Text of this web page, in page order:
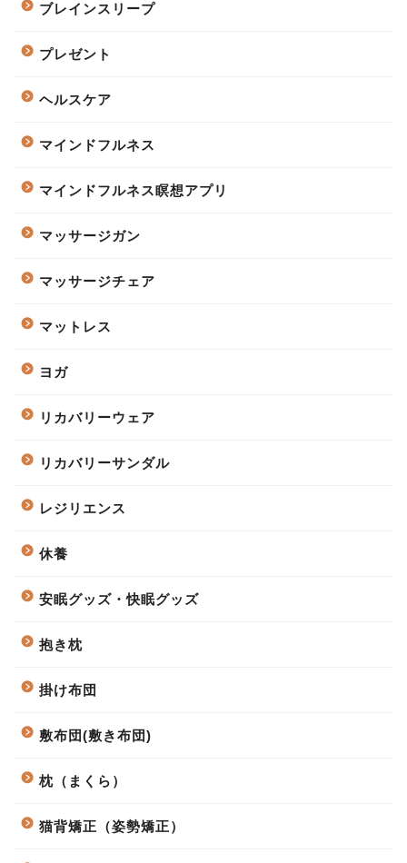
ブレインスリープ
プレゼント
ヘルスケア
マインドフルネス
マインドフルネス瞑想アプリ
マッサージガン
マッサージチェア
マットレス
ヨガ
リカバリーウェア
リカバリーサンダル
レジリエンス
休養
安眠グッズ・快眠グッズ
抱き枕
掛け布団
敷布団(敷き布団)
枕（まくら）
猫背矯正（姿勢矯正）